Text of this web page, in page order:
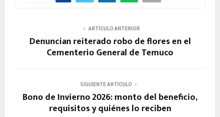
ARTÍCULO ANTERIOR
Denuncian reiterado robo de flores en el
Cementerio General de Temuco
SIGUIENTE ARTÍCULO
Bono de Invierno 2026: monto del beneficio,
requisitos y quiénes lo reciben